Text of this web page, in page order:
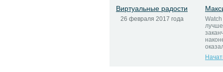
Виртуальные радости
26 февраля 2017 года